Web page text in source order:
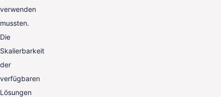
verwenden
mussten.
Die
Skalierbarkeit
der
verfügbaren
Lösungen